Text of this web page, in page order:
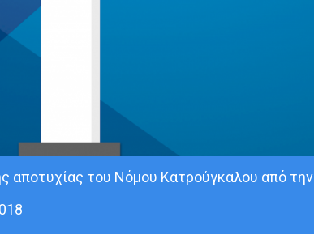
αποτυχίας του Nόμου Κατρούγκαλου από την